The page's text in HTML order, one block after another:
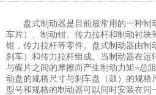
盘式制动器是目前最常用的一种制
车片）、制动钳、传力拉杆和制动衬块
钳，传力拉杆等零件。盘式制动器由制
刹车）和传力拉杆组成。当制动器在运
与碟片之间的摩擦而产生制动力矩=总
动盘的规格尺寸与刹车盘（鼓）的规格
型号和规格的制动器可以同时安装在同